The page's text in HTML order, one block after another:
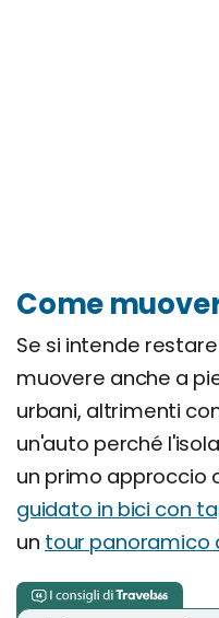
Come
Se si intende
muovere anche a
urbani, altrimenti
un'auto perché
un primo approccio
guidato in bici con
un tour panoramico